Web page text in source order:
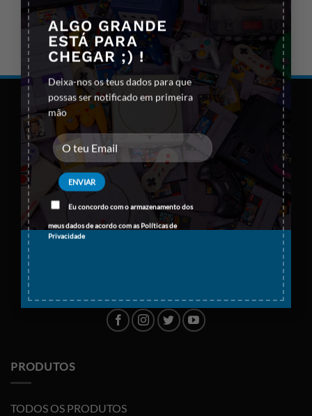
ALGO GRANDE
ESTÁ PARA
CHEGAR ;) !
Deixa-nos os teus dados para que
possas ser notificado em primeira
mão
Eu concordo com o armazenamento dos
meus dados de acordo com asPolíticas de
Privacidade
BASS MASTER FISHING
(C/CANA INTERACTIVA)
PS2 (NOVO)
39.50
IVA incluido
COMANDO SONY
DUALSHOCK 2 (PRETO)
PRODUTOS
TODOS OS PRODUTOS